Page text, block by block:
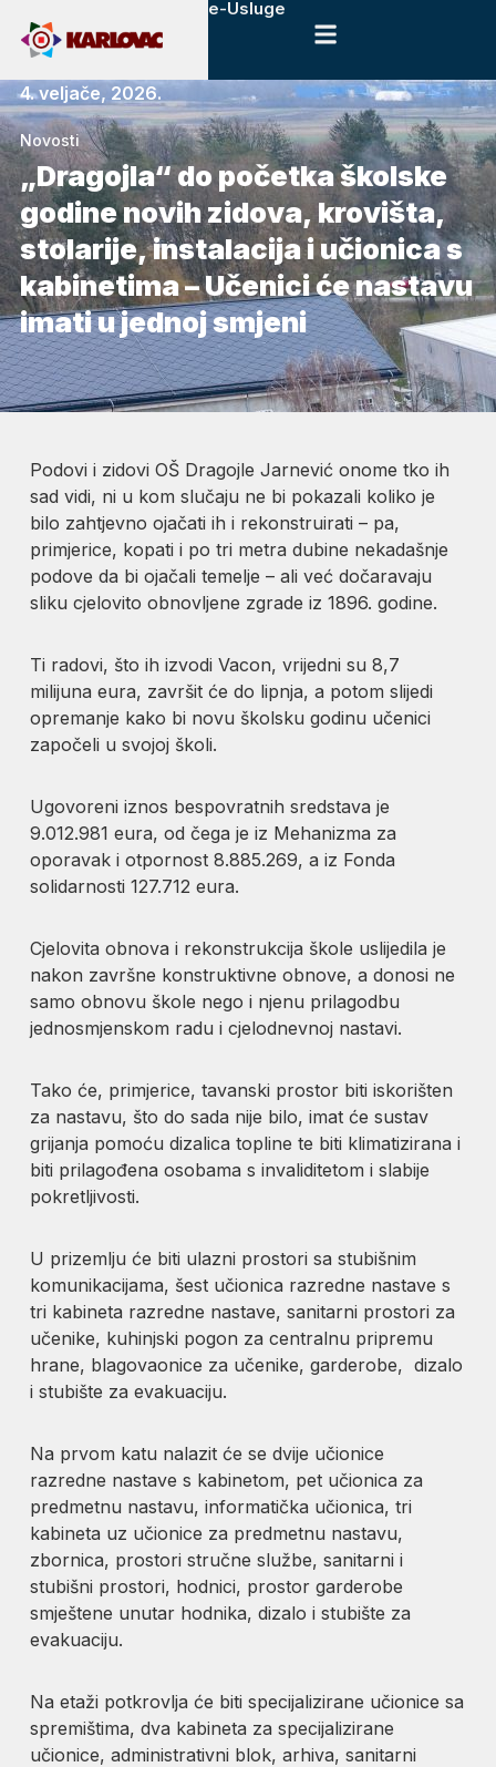
e-Usluge
4. veljače, 2026.
Novosti
„Dragojla“ do početka školske
godine novih zidova, krovišta,
stolarije, instalacija i učionica s
kabinetima – Učenici će nastavu
imati u jednoj smjeni
Podovi i zidovi OŠ Dragojle Jarnević onome tko ih
sad vidi, ni u kom slučaju ne bi pokazali koliko je
bilo zahtjevno ojačati ih i rekonstruirati – pa,
primjerice, kopati i po tri metra dubine nekadašnje
podove da bi ojačali temelje – ali već dočaravaju
sliku cjelovito obnovljene zgrade iz 1896. godine.
Ti radovi, što ih izvodi Vacon, vrijedni su 8,7
milijuna eura, završit će do lipnja, a potom slijedi
opremanje kako bi novu školsku godinu učenici
započeli u svojoj školi.
Ugovoreni iznos bespovratnih sredstava je
9.012.981 eura, od čega je iz Mehanizma za
oporavak i otpornost 8.885.269, a iz Fonda
solidarnosti 127.712 eura.
Cjelovita obnova i rekonstrukcija škole uslijedila je
nakon završne konstruktivne obnove, a donosi ne
samo obnovu škole nego i njenu prilagodbu
jednosmjenskom radu i cjelodnevnoj nastavi.
Tako će, primjerice, tavanski prostor biti iskorišten
za nastavu, što do sada nije bilo, imat će sustav
grijanja pomoću dizalica topline te biti klimatizirana i
biti prilagođena osobama s invaliditetom i slabije
pokretljivosti.
U prizemlju će biti ulazni prostori sa stubišnim
komunikacijama, šest učionica razredne nastave s
tri kabineta razredne nastave, sanitarni prostori za
učenike, kuhinjski pogon za centralnu pripremu
hrane, blagovaonice za učenike, garderobe, dizalo
i stubište za evakuaciju.
Na prvom katu nalazit će se dvije učionice
razredne nastave s kabinetom, pet učionica za
predmetnu nastavu, informatička učionica, tri
kabineta uz učionice za predmetnu nastavu,
zbornica, prostori stručne službe, sanitarni i
stubišni prostori, hodnici, prostor garderobe
smještene unutar hodnika, dizalo i stubište za
evakuaciju.
Na etaži potkrovlja će biti specijalizirane učionice sa
spremištima, dva kabineta za specijalizirane
učionice, administrativni blok, arhiva, sanitarni